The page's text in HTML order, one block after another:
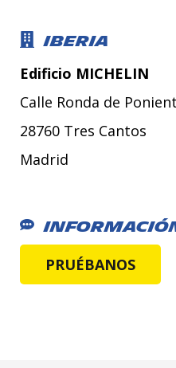
Iberia
Edificio MICHELIN
Calle Ronda de
28760 Tres Cantos
Madrid
PRUÉBANOS